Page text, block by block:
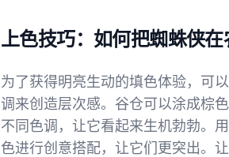
上色技巧：如何把蜘蛛侠在
为了获得明亮生动的填色体验，可
调来创造层次感。谷仓可以涂成棕
不同色调，让它看起来生机勃勃。
色进行创意搭配，让它们更突出。